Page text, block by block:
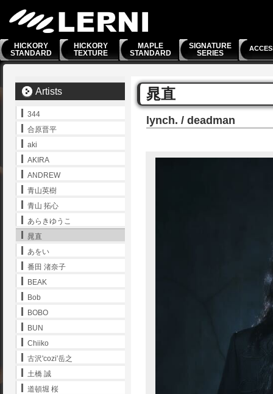
HICKORY
STANDARD
HICKORY
TEXTURE
MAPLE
STANDARD
SIGNATURE
SERIES
晁直
lynch. / deadman
Artists
344
合原晋平
aki
AKIRA
ANDREW
青山英樹
青山 拓心
あらきゆうこ
晁直
あをい
番田 渚奈子
BEAK
Bob
BOBO
BUN
Chiiko
古沢'cozi'岳之
土橋 誠
道頓堀 桜